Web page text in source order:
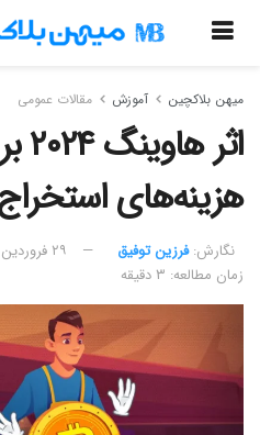
میهن بلاکچین آموزش مقالات عمومی
اثر
هزینه‌های
نگارش:‌ فرزین توفیق
۲۹ فروردین ۱۴۰۳ - ۲۲:۵۱
زمان مطالعه: ۳ دقیقه